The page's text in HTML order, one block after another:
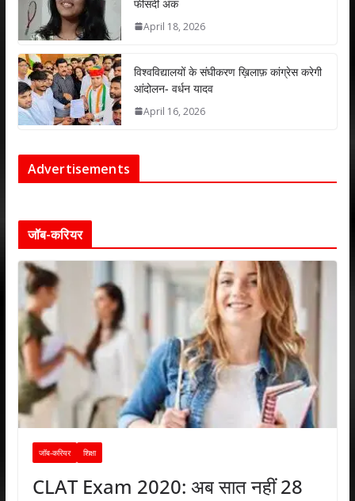
फीसदी अंक
April 18, 2026
विश्वविद्यालयों के संघीकरण ख़िलाफ़ कांग्रेस करेगी
आंदोलन- वर्धन यादव
April 16, 2026
Advertisements
जॉब-करियर
जॉब-करियर शिक्षा
CLAT Exam 2020: अब सात नहीं 28